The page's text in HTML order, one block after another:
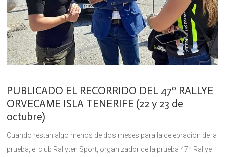
PUBLICADO EL RECORRIDO DEL 47º RALLYE
ORVECAME ISLA TENERIFE (22 y 23 de
octubre)
Cuando restan algo menos de dos meses para la celebración de la
prueba, el club Rallyten Sport, organizador de la prueba 47º Rallye